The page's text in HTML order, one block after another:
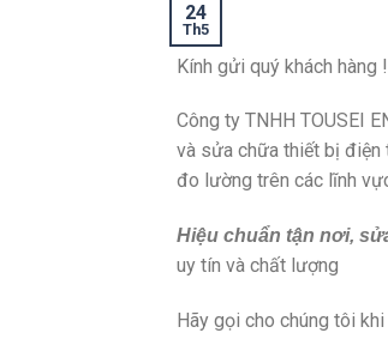
24
Th5
Kính gửi quý khách hàng !
Công ty TNHH TOUSEI
và sửa chữa thiết bị điện
đo lường trên các lĩnh
Hiệu chuẩn tận nơi,
uy tín và chất lượng
Hãy gọi cho chúng tôi